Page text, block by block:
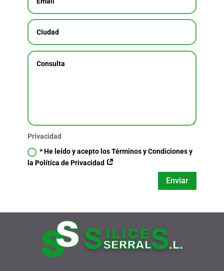
Privacidad
* He leído y acepto los Términos y Condiciones y
la Política de Privacidad
Enviar